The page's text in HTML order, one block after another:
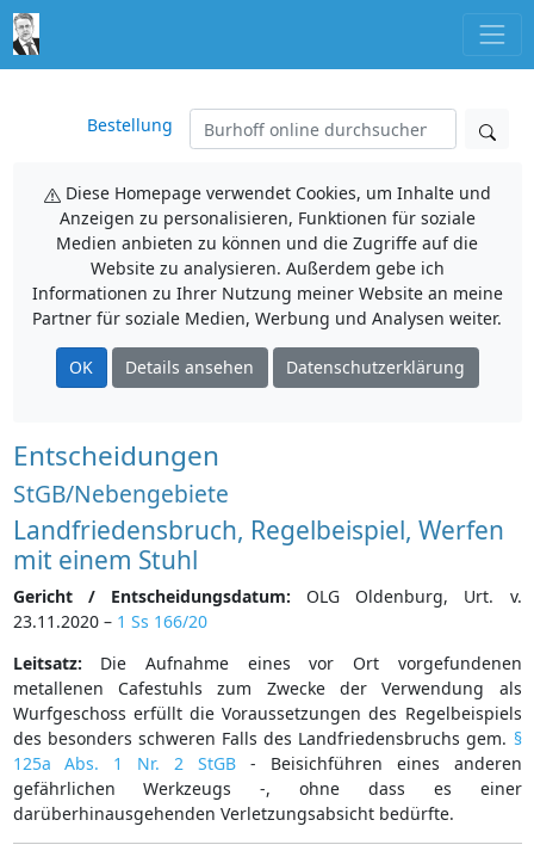
Bestellung
Diese Homepage verwendet Cookies, um Inhalte und
Anzeigen zu personalisieren, Funktionen für soziale
Medien anbieten zu können und die Zugriffe auf die
Website zu analysieren. Außerdem gebe ich
Informationen zu Ihrer Nutzung meiner Website an meine
Partner für soziale Medien, Werbung und Analysen weiter.
OK Details ansehen Datenschutzerklärung
Entscheidungen
StGB/Nebengebiete
Landfriedensbruch, Regelbeispiel, Werfen
mit einem Stuhl
Gericht / Entscheidungsdatum: OLG Oldenburg, Urt. v.
23.11.2020 – 1 Ss 166/20
Leitsatz: Die Aufnahme eines vor Ort vorgefundenen
metallenen Cafestuhls zum Zwecke der Verwendung als
Wurfgeschoss erfüllt die Voraussetzungen des Regelbeispiels
des besonders schweren Falls des Landfriedensbruchs gem. §
125a Abs. 1 Nr. 2 StGB- Beisichführen eines anderen
gefährlichen Werkzeugs -, ohne dass es einer
darüberhinausgehenden Verletzungsabsicht bedürfte.